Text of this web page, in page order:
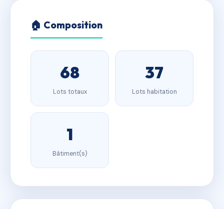
🏠 Composition
68
Lots totaux
37
Lots habitation
1
Bâtiment(s)